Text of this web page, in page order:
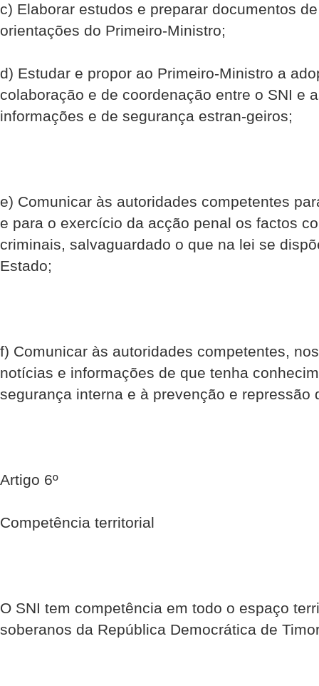
c) Elaborar estudos e preparar documentos
orientações do Primeiro-Ministro;
d) Estudar e propor ao Primeiro-Ministro a
colaboração e de coordenação entre o SNI e
informações e de segurança estran-geiros;
e) Comunicar às autoridades competentes
e para o exercício da acção penal os factos
criminais, salvaguardado o que na lei se
Estado;
f) Comunicar às autoridades competentes,
notícias e informações de que tenha
segurança interna e à prevenção e repressão
Artigo 6º
Competência territorial
O SNI tem competência em todo o espaço
soberanos da República Democrática de